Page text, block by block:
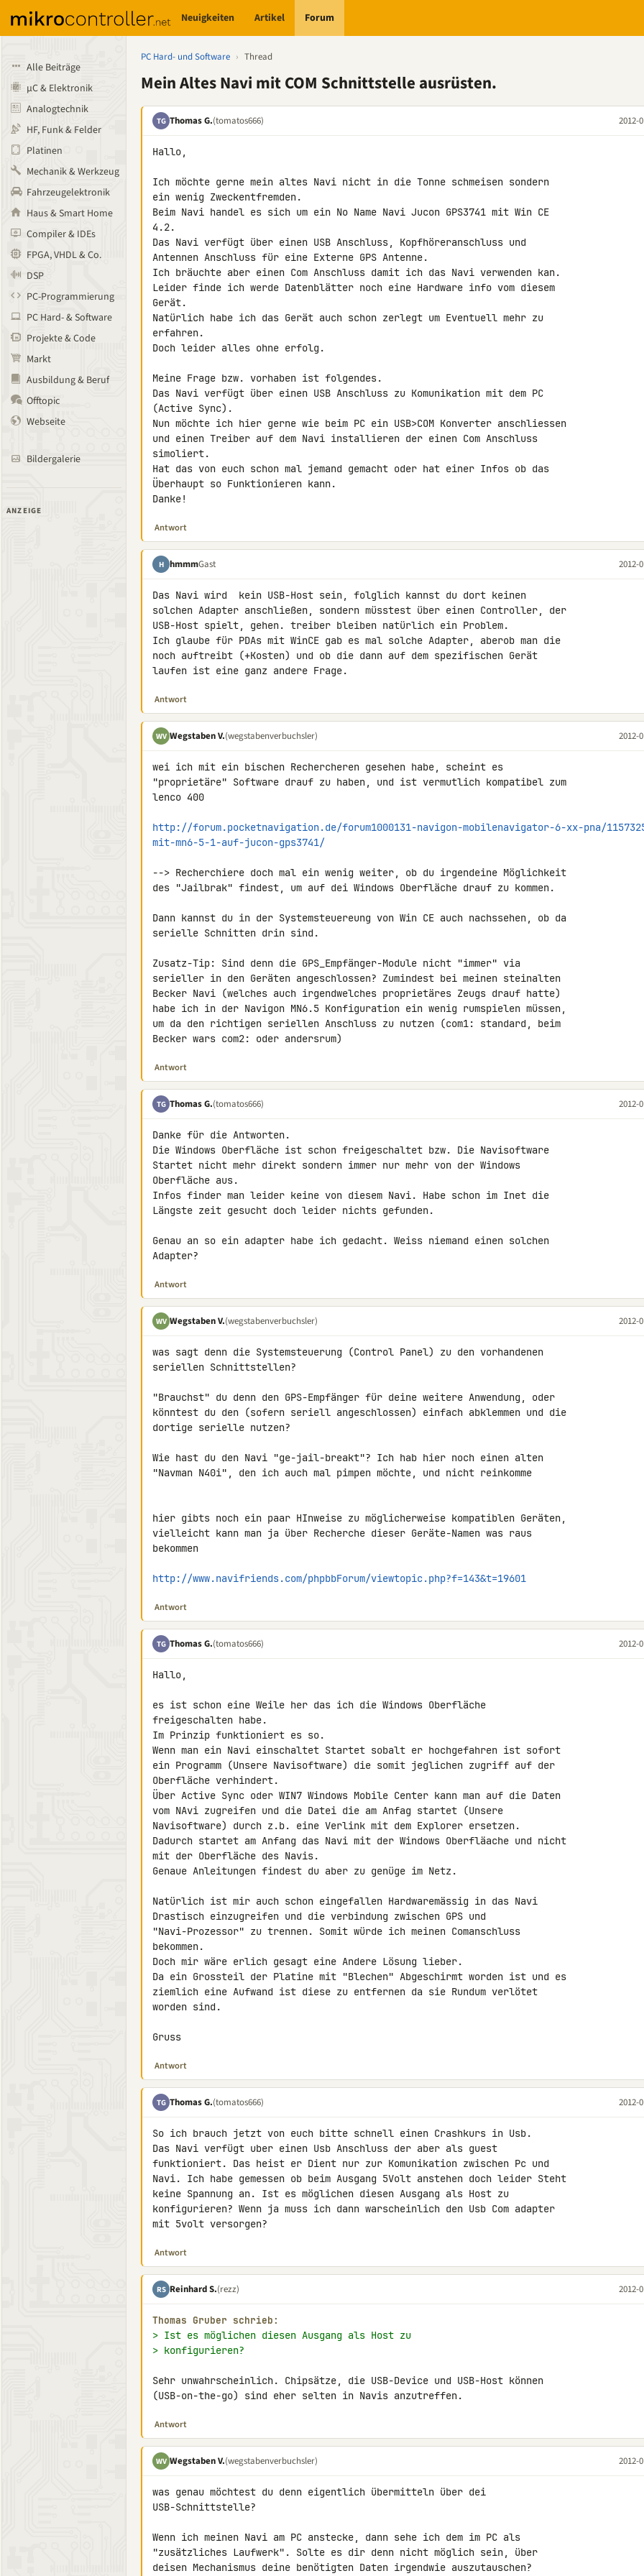
Neuigkeiten Artikel Forum
Alle Beiträge
µC & Elektronik
Analogtechnik
HF, Funk & Felder
Platinen
Mechanik & Werkzeug
Fahrzeugelektronik
Haus & Smart Home
Compiler & IDEs
FPGA, VHDL & Co.
DSP
PC-Programmierung
PC Hard- & Software
Projekte & Code
Markt
Ausbildung & Beruf
Offtopic
Webseite
Bildergalerie
ANZEIGE
PC Hard- und Software › Thread
Mein Altes Navi mit COM Schnittstelle ausrüsten.
TG Thomas G.(tomatos666) 2012-
Hallo,
Ich möchte gerne mein altes Navi nicht in die Tonne schmeisen sondern
ein wenig Zweckentfremden.
Beim Navi handel es sich um ein No Name Navi Jucon GPS3741 mit Win CE
4.2.
Das Navi verfügt über einen USB Anschluss, Kopfhöreranschluss und
Antennen Anschluss für eine Externe GPS Antenne.
Ich bräuchte aber einen Com Anschluss damit ich das Navi verwenden kan.
Leider finde ich werde Datenblätter noch eine Hardware info vom diesem
Gerät.
Natürlich habe ich das Gerät auch schon zerlegt um Eventuell mehr zu
erfahren.
Doch leider alles ohne erfolg.
Meine Frage bzw. vorhaben ist folgendes.
Das Navi verfügt über einen USB Anschluss zu Komunikation mit dem PC
(Active Sync).
Nun möchte ich hier gerne wie beim PC ein USB>COM Konverter anschliessen
und einen Treiber auf dem Navi installieren der einen Com Anschluss
simoliert.
Hat das von euch schon mal jemand gemacht oder hat einer Infos ob das
Überhaupt so Funktionieren kann.
Danke!
Antwort
H hmmmGast 2012-
Das Navi wird  kein USB-Host sein, folglich kannst du dort keinen
solchen Adapter anschließen, sondern müsstest über einen Controller, der
USB-Host spielt, gehen. treiber bleiben natürlich ein Problem.
Ich glaube für PDAs mit WinCE gab es mal solche Adapter, aberob man die
noch auftreibt (+Kosten) und ob die dann auf dem spezifischen Gerät
laufen ist eine ganz andere Frage.
Antwort
WV Wegstaben V.(wegstabenverbuchsler) 2012-
wei ich mit ein bischen Rechercheren gesehen habe, scheint es
"proprietäre" Software drauf zu haben, und ist vermutlich kompatibel zum
lenco 400
http://forum.pocketnavigation.de/forum1000131-navigon-mobilenavigator-6-xx-pna/
mit-mn6-5-1-auf-jucon-gps3741/
--> Recherchiere doch mal ein wenig weiter, ob du irgendeine Möglichkeit
des "Jailbrak" findest, um auf dei Windows Oberfläche drauf zu kommen.
Dann kannst du in der Systemsteuereung von Win CE auch nachssehen, ob da
serielle Schnitten drin sind.
Zusatz-Tip: Sind denn die GPS_Empfänger-Module nicht "immer" via
serieller in den Geräten angeschlossen? Zumindest bei meinen steinalten
Becker Navi (welches auch irgendwelches proprietäres Zeugs drauf hatte)
habe ich in der Navigon MN6.5 Konfiguration ein wenig rumspielen müssen,
um da den richtigen seriellen Anschluss zu nutzen (com1: standard, beim
Becker wars com2: oder andersrum)
Antwort
TG Thomas G.(tomatos666) 2012-
Danke für die Antworten.
Die Windows Oberfläche ist schon freigeschaltet bzw. Die Navisoftware
Startet nicht mehr direkt sondern immer nur mehr von der Windows
Oberfläche aus.
Infos finder man leider keine von diesem Navi. Habe schon im Inet die
Längste zeit gesucht doch leider nichts gefunden.
Genau an so ein adapter habe ich gedacht. Weiss niemand einen solchen
Adapter?
Antwort
WV Wegstaben V.(wegstabenverbuchsler) 2012-
was sagt denn die Systemsteuerung (Control Panel) zu den vorhandenen
seriellen Schnittstellen?
"Brauchst" du denn den GPS-Empfänger für deine weitere Anwendung, oder
könntest du den (sofern seriell angeschlossen) einfach abklemmen und die
dortige serielle nutzen?
Wie hast du den Navi "ge-jail-breakt"? Ich hab hier noch einen alten
"Navman N40i", den ich auch mal pimpen möchte, und nicht reinkomme
hier gibts noch ein paar HInweise zu möglicherweise kompatiblen Geräten,
vielleicht kann man ja über Recherche dieser Geräte-Namen was raus
bekommen
http://www.navifriends.com/phpbbForum/viewtopic.php?f=143&t=19601
Antwort
TG Thomas G.(tomatos666) 2012-
Hallo,
es ist schon eine Weile her das ich die Windows Oberfläche
freigeschalten habe.
Im Prinzip funktioniert es so.
Wenn man ein Navi einschaltet Startet sobalt er hochgefahren ist sofort
ein Programm (Unsere Navisoftware) die somit jeglichen zugriff auf der
Oberfläche verhindert.
Über Active Sync oder WIN7 Windows Mobile Center kann man auf die Daten
vom NAvi zugreifen und die Datei die am Anfag startet (Unsere
Navisoftware) durch z.b. eine Verlink mit dem Explorer ersetzen.
Dadurch startet am Anfang das Navi mit der Windows Oberfläache und nicht
mit der Oberfläche des Navis.
Genaue Anleitungen findest du aber zu genüge im Netz.
Natürlich ist mir auch schon eingefallen Hardwaremässig in das Navi
Drastisch einzugreifen und die verbindung zwischen GPS und
"Navi-Prozessor" zu trennen. Somit würde ich meinen Comanschluss
bekommen.
Doch mir wäre erlich gesagt eine Andere Lösung lieber.
Da ein Grossteil der Platine mit "Blechen" Abgeschirmt worden ist und es
ziemlich eine Aufwand ist diese zu entfernen da sie Rundum verlötet
worden sind.
Gruss
Antwort
TG Thomas G.(tomatos666) 2012-
So ich brauch jetzt von euch bitte schnell einen Crashkurs in Usb.
Das Navi verfügt uber einen Usb Anschluss der aber als guest
funktioniert. Das heist er Dient nur zur Komunikation zwischen Pc und
Navi. Ich habe gemessen ob beim Ausgang 5Volt anstehen doch leider Steht
keine Spannung an. Ist es möglichen diesen Ausgang als Host zu
konfigurieren? Wenn ja muss ich dann warscheinlich den Usb Com adapter
mit 5volt versorgen?
Antwort
RS Reinhard S.(rezz) 2012-
Thomas Gruber schrieb:
> Ist es möglichen diesen Ausgang als Host zu
> konfigurieren?
Sehr unwahrscheinlich. Chipsätze, die USB-Device und USB-Host können
(USB-on-the-go) sind eher selten in Navis anzutreffen.
Antwort
WV Wegstaben V.(wegstabenverbuchsler) 2012-
was genau möchtest du denn eigentlich übermitteln über dei
USB-Schnittstelle?
Wenn ich meinen Navi am PC anstecke, dann sehe ich dem im PC als
"zusätzliches Laufwerk". Solte es dir denn nicht möglich sein, über
deisen Mechanismus deine benötigten Daten irgendwie auszutauschen?